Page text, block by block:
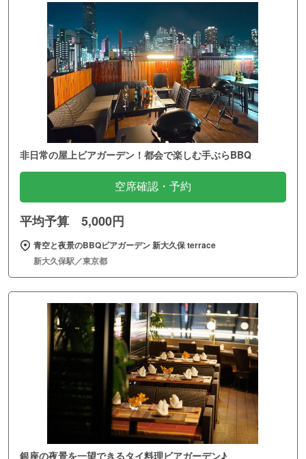
非日常の屋上ビアガーデン！都会で楽しむ手ぶらBBQ
空席確認・予約
平均予算 5,000円
青空と夜景のBBQビアガーデン 新大久保 terrace
新大久保駅／東京都
銀座の夜景を一望できるタイ料理ビアガーデン♪